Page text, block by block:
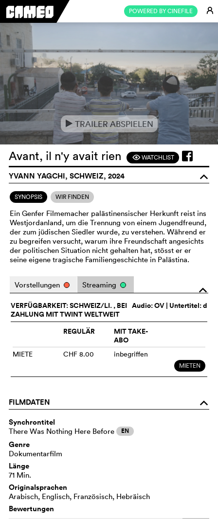
POWERED BY CINEFILE E
e TRAILER ABSPIELEN
Avant, il n'y avait rien FWATCHLIST
YVANN YAGCHI, SCHWEIZ, 2024 o
SYNOPSIS WIR FINDEN
Ein Genfer Filmemacher palästinensischer Herkunft reist ins
Westjordanland, um die Trennung von einem Jugendfreund,
der zum jüdischen Siedler wurde, zu verstehen. Während er
zu begreifen versucht, warum ihre Freundschaft angesichts
der politischen Situation nicht gehalten hat, stösst er er
seine eigene tragische Familiengeschichte in Palästina.
o
Vorstellungen Streaming
Audio:OV | Untertitel: d
VERFÜGBARKEIT: SCHWEIZ/LI. , BEI
ZAHLUNG MIT TWINT WELTWEIT
REGULÄR
MIT TAKE-
ABO
MIETE CHF 8.00 inbegriffen
MIETEN
FILMDATEN o
Synchrontitel
There Was Nothing Here Before EN
Genre
Dokumentarfilm
Länge
71 Min.
Originalsprachen
Arabisch, Englisch, Französisch, Hebräisch
Bewertungen